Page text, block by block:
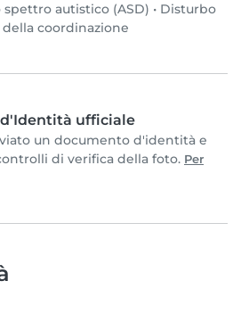
autistico (ASD) • Disturbo
coordinazione
ufficiale
un documento d'identità e
di verifica della foto. Per